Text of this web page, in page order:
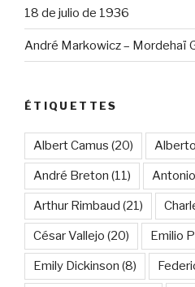
18 de julio de 1936
André Markowicz – Mordehaï
ÉTIQUETTES
Albert Camus (20)
André Breton (11)
Arthur Rimbaud (21)
César Vallejo (20) Emilio
Emily Dickinson (8)